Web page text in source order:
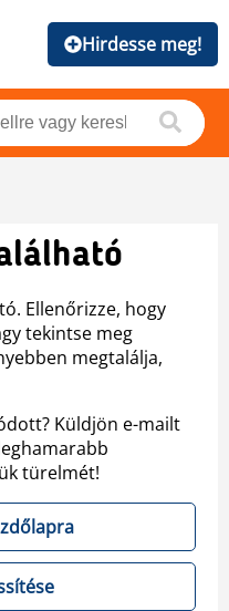
Hirdesse meg!
Ellenőrizze, hogy
tekintse meg
megtalálja,
Küldjön e-mailt
türelmét!